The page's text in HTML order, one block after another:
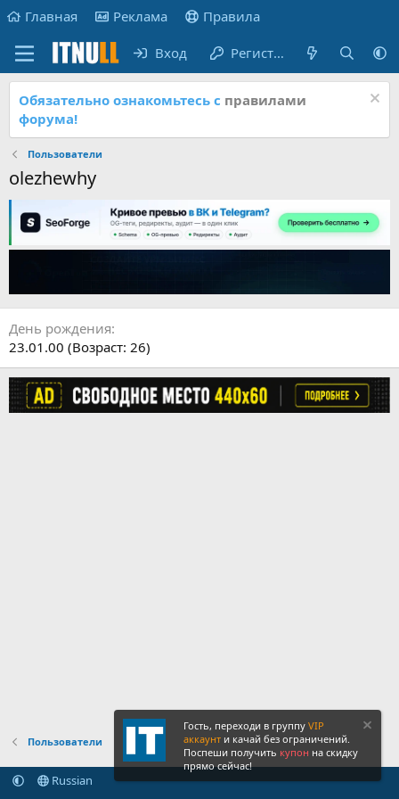
Главная Реклама Правила
Вход Регистрация
Обязательно ознакомьтесь с правилами
форума!
Пользователи
olezhewhy
День рождения
23.01.00 (Возраст: 26)
Пользователи
Russian
Гость, переходи в группу VIP
аккаунт и качай без ограничений.
Поспеши получить купон на скидку
прямо сейчас!